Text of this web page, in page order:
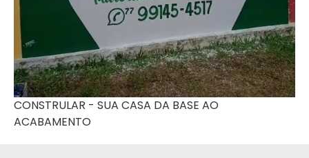
CONSTRULAR - SUA CASA DA BASE AO
ACABAMENTO